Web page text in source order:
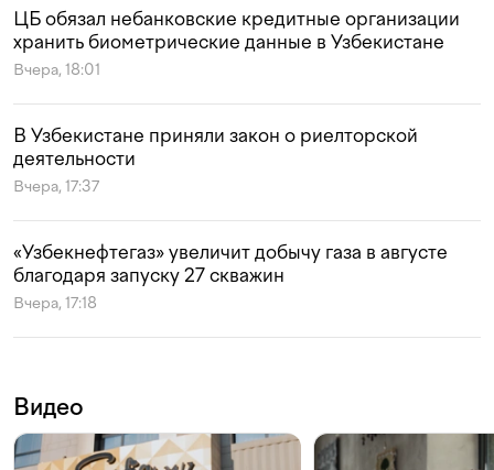
ЦБ обязал небанковские кредитные организации
хранить биометрические данные в Узбекистане
Вчера, 18:01
В Узбекистане приняли закон о риелторской
деятельности
Вчера, 17:37
«Узбекнефтегаз» увеличит добычу газа в августе
благодаря запуску 27 скважин
Вчера, 17:18
Видео